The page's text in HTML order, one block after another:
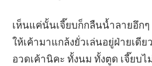
เห็นแค่นั้นเจี๊ยบก็กลืนน้ำลายอึกๆ
ให้เค้ามาแกล้งยั่วเล่นอยู่ฝ่ายเดี
อวดเค้านิคะ ทั้งนม ทั้งตูด เจี๊ยบ